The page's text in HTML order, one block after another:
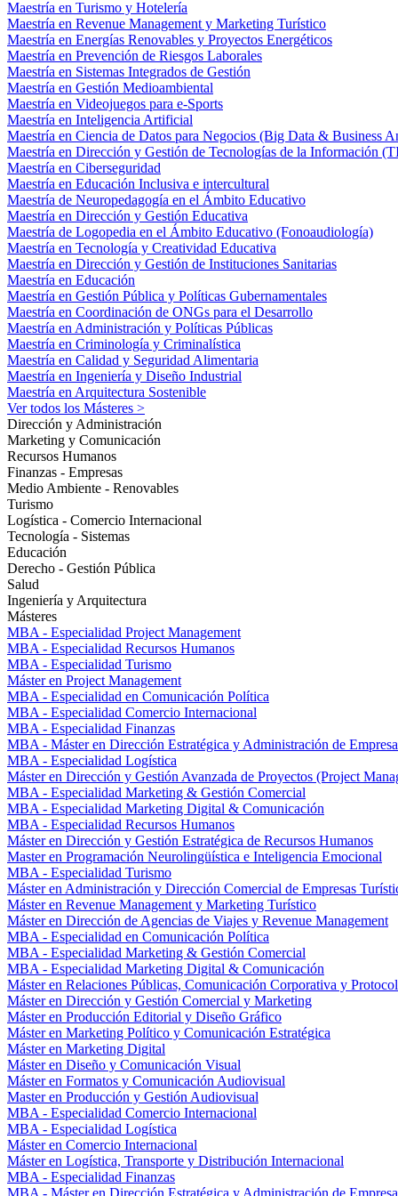
Maestría en Turismo y Hotelería
Maestría en Revenue Management y Marketing Turístico
Maestría en Energías Renovables y Proyectos Energéticos
Maestría en Prevención de Riesgos Laborales
Maestría en Sistemas Integrados de Gestión
Maestría en Gestión Medioambiental
Maestría en Videojuegos para e-Sports
Maestría en Inteligencia Artificial
Maestría en Ciencia de Datos para Negocios (Big Data & Business
Maestría en Dirección y Gestión de Tecnologías de la Información
Maestría en Ciberseguridad
Maestría en Educación Inclusiva e intercultural
Maestría de Neuropedagogía en el Ámbito Educativo
Maestría en Dirección y Gestión Educativa
Maestría de Logopedia en el Ámbito Educativo (Fonoaudiología)
Maestría en Tecnología y Creatividad Educativa
Maestría en Dirección y Gestión de Instituciones Sanitarias
Maestría en Educación
Maestría en Gestión Pública y Políticas Gubernamentales
Maestría en Coordinación de ONGs para el Desarrollo
Maestría en Administración y Políticas Públicas
Maestría en Criminología y Criminalística
Maestría en Calidad y Seguridad Alimentaria
Maestría en Ingeniería y Diseño Industrial
Maestría en Arquitectura Sostenible
Ver todos los Másteres >
Dirección y Administración
Marketing y Comunicación
Recursos Humanos
Finanzas - Empresas
Medio Ambiente - Renovables
Turismo
Logística - Comercio Internacional
Tecnología - Sistemas
Educación
Derecho - Gestión Pública
Salud
Ingeniería y Arquitectura
Másteres
MBA - Especialidad Project Management
MBA - Especialidad Recursos Humanos
MBA - Especialidad Turismo
Máster en Project Management
MBA - Especialidad en Comunicación Política
MBA - Especialidad Comercio Internacional
MBA - Especialidad Finanzas
MBA - Máster en Dirección Estratégica y Administración de
MBA - Especialidad Logística
Máster en Dirección y Gestión Avanzada de Proyectos (Project
MBA - Especialidad Marketing & Gestión Comercial
MBA - Especialidad Marketing Digital & Comunicación
MBA - Especialidad Recursos Humanos
Máster en Dirección y Gestión Estratégica de Recursos Humanos
Master en Programación Neurolingüística e Inteligencia Emocional
MBA - Especialidad Turismo
Máster en Administración y Dirección Comercial de Empresas
Máster en Revenue Management y Marketing Turístico
Máster en Dirección de Agencias de Viajes y Revenue Management
MBA - Especialidad en Comunicación Política
MBA - Especialidad Marketing & Gestión Comercial
MBA - Especialidad Marketing Digital & Comunicación
Máster en Relaciones Públicas, Comunicación Corporativa y
Máster en Dirección y Gestión Comercial y Marketing
Máster en Producción Editorial y Diseño Gráfico
Máster en Marketing Político y Comunicación Estratégica
Máster en Marketing Digital
Máster en Diseño y Comunicación Visual
Máster en Formatos y Comunicación Audiovisual
Master en Producción y Gestión Audiovisual
MBA - Especialidad Comercio Internacional
MBA - Especialidad Logística
Máster en Comercio Internacional
Máster en Logística, Transporte y Distribución Internacional
MBA - Especialidad Finanzas
MBA - Máster en Dirección Estratégica y Administración de